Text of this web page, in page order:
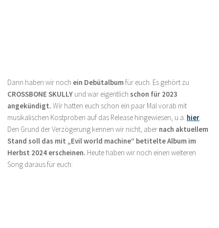
Dann haben wir noch ein Debütalbumfür euch. Es gehört zu
CROSSBONE SKULLY und war eigentlich schon für 2023
angekündigt. Wir hatten euch schon ein paar Mal vorab mit
musikalischen Kostproben auf das Release hingewiesen, u.a. hier.
Den Grund der Verzögerung kennen wir nicht, aber nach aktuellem
Stand soll das mit „Evil world machine“ betitelte Album im
Herbst 2024 erscheinen. Heute haben wir noch einen weiteren
Song daraus für euch: